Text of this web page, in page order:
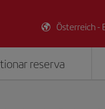
Österreich -
reserva